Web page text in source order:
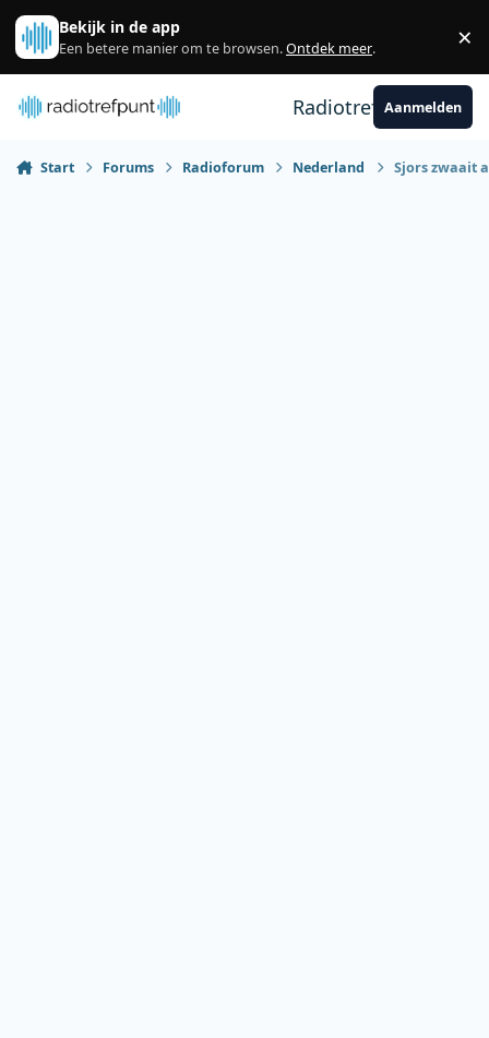
Spring naar bijdragen
Bekijk in de app
Een betere manier om te browsen.Ontdek meer. ×
RadiotrefpuntAanmelden
Start Forums Radioforum Nederland Sjors zwaait